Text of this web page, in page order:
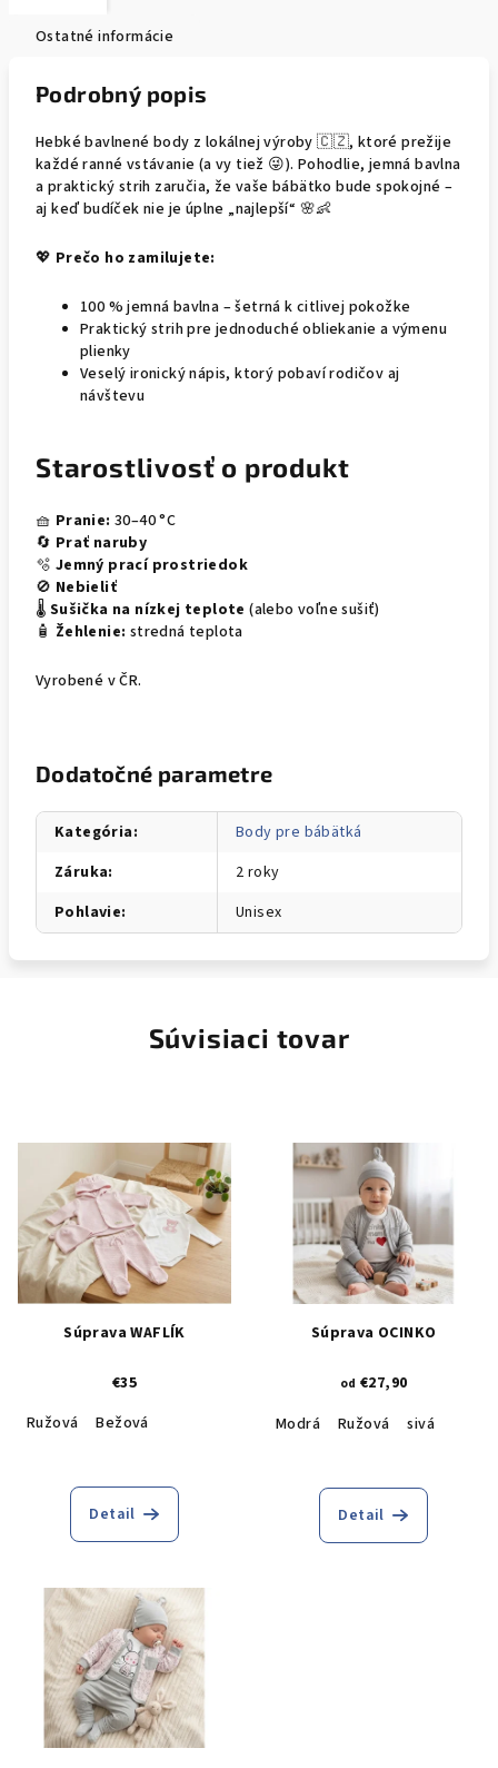
Ostatné informácie
Podrobný popis
Hebké bavlnené body z lokálnej výroby 🇨🇿, ktoré prežije
každé ranné vstávanie (a vy tiež 😜). Pohodlie, jemná bavlna
a praktický strih zaručia, že vaše bábätko bude spokojné –
aj keď budíček nie je úplne „najlepší“ 🌸👶
💖 Prečo ho zamilujete:
100 % jemná bavlna – šetrná k citlivej pokožke
Praktický strih pre jednoduché obliekanie a výmenu
plienky
Veselý ironický nápis, ktorý pobaví rodičov aj
návštevu
Starostlivosť o produkt
🧺 Pranie: 30–40 °C
🔄 Prať naruby
🫧 Jemný prací prostriedok
🚫 Nebieliť
🌡️ Sušička na nízkej teplote (alebo voľne sušiť)
🧴 Žehlenie: stredná teplota
Vyrobené v ČR.
Dodatočné parametre
Kategória:
Body pre bábätká
Záruka:
2 roky
Pohlavie: Unisex
Súvisiaci tovar
Súprava WAFLÍK
€35
Ružová
Bežová
Detail
Súprava OCINKO
od €27,90
Modrá
Ružová sivá
Detail